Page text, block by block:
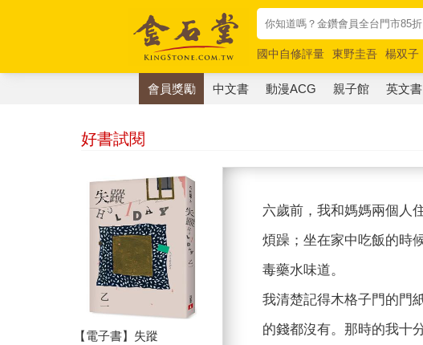
國中自修評量 東野圭吾 楊双子
唯紅花綻放
奧德賽 路邊攤新作
會員獎勵 中文書 動漫ACG 親子館 英文書
好書試閱
【電子書】失蹤
六歲前，我和媽媽兩個人
煩躁；坐在家中吃飯的時
毒藥水味道。
我清楚記得木格子門的門
的錢都沒有。那時的我十